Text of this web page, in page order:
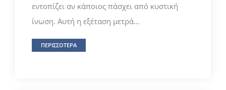
εντοπίζει αν κάποιος πάσχει από κυστική
ίνωση. Αυτή η εξέταση μετρά...
ΠΕΡΙΣΣΟΤΕΡΑ